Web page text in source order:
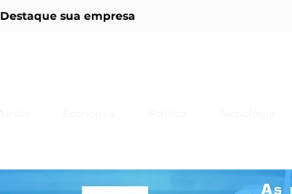
Destaque sua empresa